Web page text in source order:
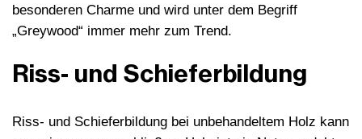
besonderen Charme und wird unter dem Begriff
„Greywood“ immer mehr zum Trend.
Riss- und Schieferbildung
Riss- und Schieferbildung bei unbehandeltem Holz kann